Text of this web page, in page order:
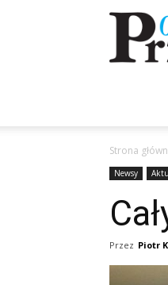
Przegląd
Olkuski
Strona
Newsy
Przez Piotr